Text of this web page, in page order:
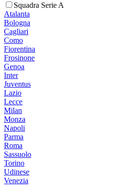
Squadra Serie A
Atalanta
Bologna
Cagliari
Como
Fiorentina
Frosinone
Genoa
Inter
Juventus
Lazio
Lecce
Milan
Monza
Napoli
Parma
Roma
Sassuolo
Torino
Udinese
Venezia